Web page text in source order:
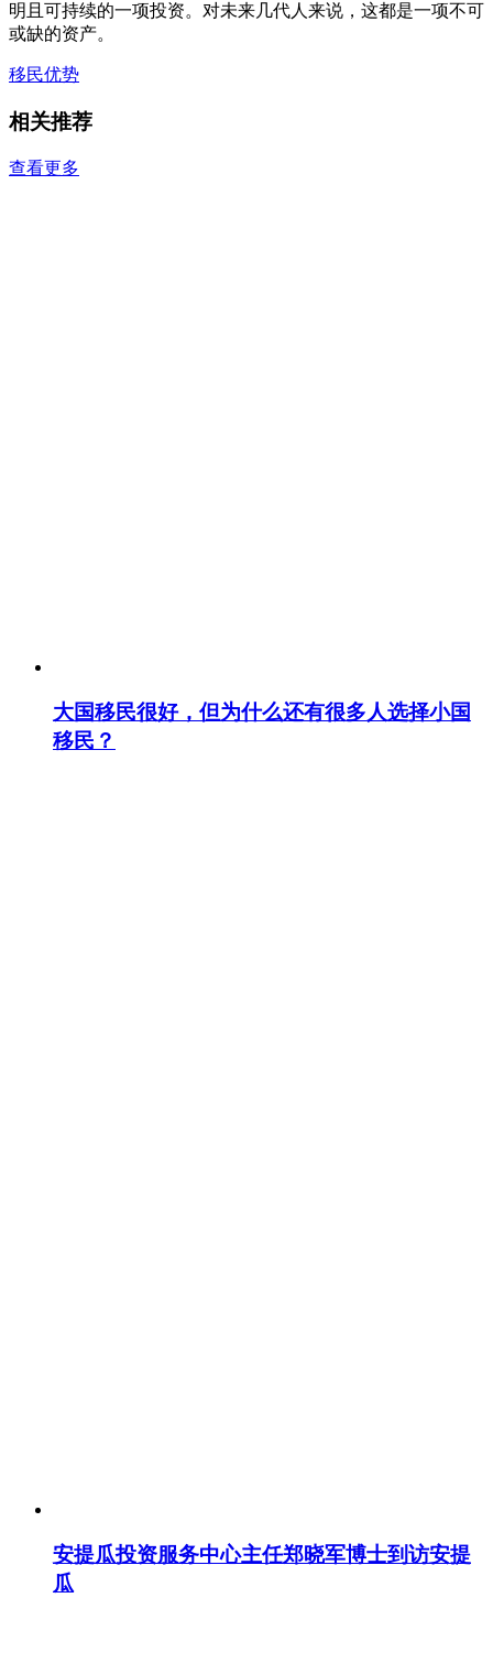
明且可持续的一项投资。对未来几代人来说，这都是一项不可
或缺的资产。
移民优势
相关推荐
查看更多
大国移民很好，但为什么还有很多人选择小国
移民？
安提瓜投资服务中心主任郑晓军博士到访安提
瓜